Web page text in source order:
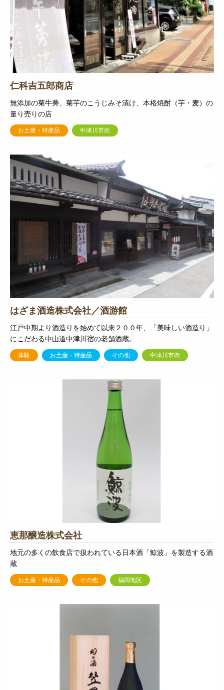
仁科吉五郎商店
無添加の菊牛蒡、菊芋のこうじみそ漬け、本格焼酎（芋・麦）の
量り売りの店
お土産・特産品 中津川市街
はざま酒造株式会社／酒游館
江戸中期より酒造りを始めて以来２００年、「美味しい酒造り」
にこだわる中山道中津川宿の老舗酒蔵。
体験 お土産・特産品 その他 中津川市街
恵那醸造株式会社
地元の多くの飲食店で扱われている日本酒「鯨波」を製造する酒
蔵
お土産・特産品 その他 福岡地区